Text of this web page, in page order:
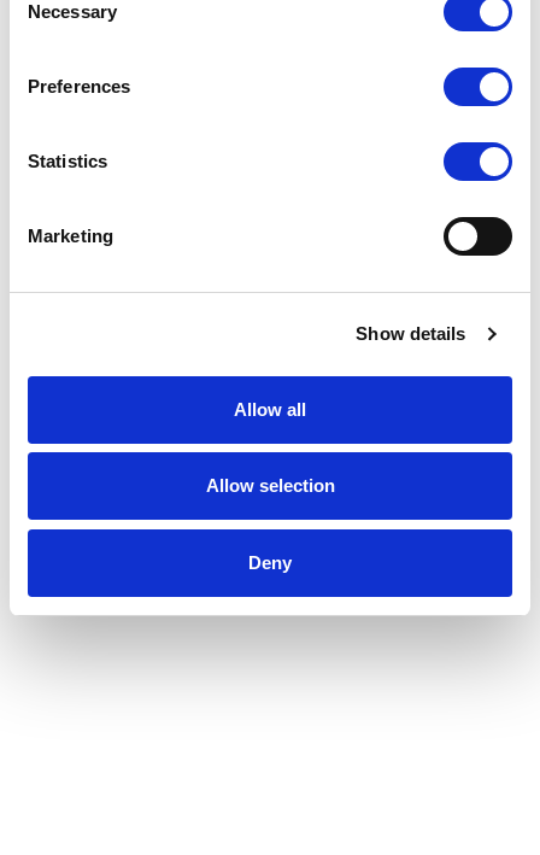
Selection
Necessary
Preferences
Statistics
Marketing
Show details
Allow all
Allow selection
Deny